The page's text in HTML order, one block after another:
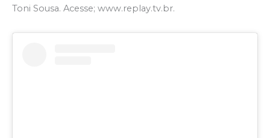
Toni Sousa. Acesse; www.replay.tv.br.